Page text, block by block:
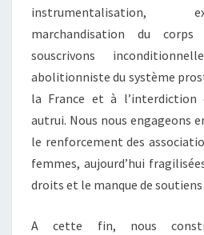
instrumentalisation,
marchandisation du
souscrivons
abolitionniste du système
la France et à
autrui. Nous nous engageons
le renforcement des
femmes, aujourd’hui
droits et le manque de
A cette fin, nous